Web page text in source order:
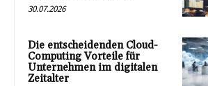
30.07.2026
Die entscheidenden Cloud-
Computing Vorteile für
Unternehmen im digitalen
Zeitalter